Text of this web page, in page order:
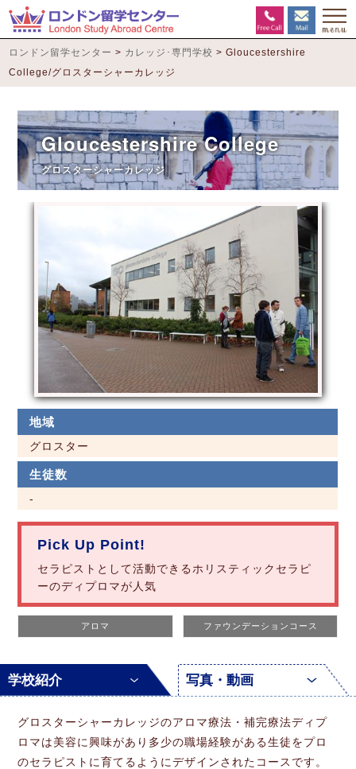
ロンドン留学センター > カレッジ･専門学校 >Gloucestershire
College/グロスターシャーカレッジ
Gloucestershire College
グロスターシャーカレッジ
地域
グロスター
生徒数
-
Pick Up Point!
セラピストとして活動できるホリスティックセラピ
ーのディプロマが人気
アロマ ファウンデーションコース
学校紹介 写真・動画
グロスターシャーカレッジのアロマ療法・補完療法ディプ
ロマは美容に興味があり多少の職場経験がある生徒をプロ
のセラピストに育てるようにデザインされたコースです。